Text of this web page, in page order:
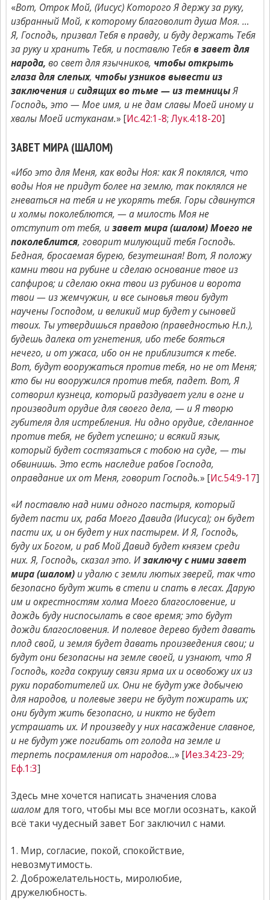
«Вот, Отрок Мой, (Иисус) Которого Я держу за руку,
избранный Мой, к которому благоволит душа Моя. …
Я, Господь, призвал Тебя в правду, и буду держать Тебя
за руку и хранить Тебя, и поставлю Тебяв завет для
народа, во свет для язычников, чтобы открыть
глаза для слепых, чтобы узников вывести из
заключенияисидящих во тьме — из темницыЯ
Господь, это — Мое имя, и не дам славы Моей иному и
хвалы Моей истуканам.» [Ис.42:1-8;Лук.4:18-20]
ЗАВЕТ МИРА (ШАЛОМ)
«Ибо это для Меня, как воды Ноя: как Я поклялся, что
воды Ноя не придут более на землю, так поклялся не
гневаться на тебя и не укорять тебя. Горы сдвинутся
и холмы поколеблются, — а милость Моя не
отступит от тебя, изавет мира (шалом) Моего не
поколеблится, говорит милующий тебя Господь.
Бедная, бросаемая бурею, безутешная! Вот, Я положу
камни твои на рубине и сделаю основание твое из
сапфиров; и сделаю окна твои из рубинов и ворота
твои — из жемчужин, и все сыновья твои будут
научены Господом, и великий мир будет у сыновей
твоих. Ты утвердишься правдою (праведностью Н.п.),
будешь далека от угнетения, ибо тебе бояться
нечего, и от ужаса, ибо он не приблизится к тебе.
Вот, будут вооружаться против тебя, но не от Меня;
кто бы ни вооружился против тебя, падет. Вот, Я
сотворил кузнеца, который раздувает угли в огне и
производит орудие для своего дела, — и Я творю
губителя для истребления. Ни одно орудие, сделанное
против тебя, не будет успешно; и всякий язык,
который будет состязаться с тобою на суде, — ты
обвинишь. Это есть наследие рабов Господа,
оправдание их от Меня, говорит Господь.» [Ис.54:9-17]
«И поставлю над ними одного пастыря, который
будет пасти их, раба Моего Давида (Иисуса); он будет
пасти их, и он будет у них пастырем. И Я, Господь,
буду их Богом, и раб Мой Давид будет князем среди
них. Я, Господь, сказал это. Изаключу с ними завет
мира (шалом)и удалю с земли лютых зверей, так что
безопасно будут жить в степи и спать в лесах. Дарую
им и окрестностям холма Моего благословение, и
дождь буду ниспосылать в свое время; это будут
дожди благословения. И полевое дерево будет давать
плод свой, и земля будет давать произведения свои; и
будут они безопасны на земле своей, и узнают, что Я
Господь, когда сокрушу связи ярма их и освобожу их из
руки поработителей их. Они не будут уже добычею
для народов, и полевые звери не будут пожирать их;
они будут жить безопасно, и никто не будет
устрашать их. И произведу у них насаждение славное,
и не будут уже погибать от голода на земле и
терпеть посрамления от народов…» [Иез.34:23-29;
Еф.1:3]
Здесь мне хочется написать значения слова
шаломдля того, чтобы мы все могли осознать, какой
всё таки чудесный завет Бог заключил с нами.
1. Мир, согласие, покой, спокойствие,
невозмутимость.
2. Доброжелательность, миролюбие,
дружелюбность.